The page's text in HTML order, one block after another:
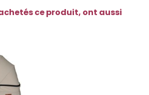
ce produit, ont aussi